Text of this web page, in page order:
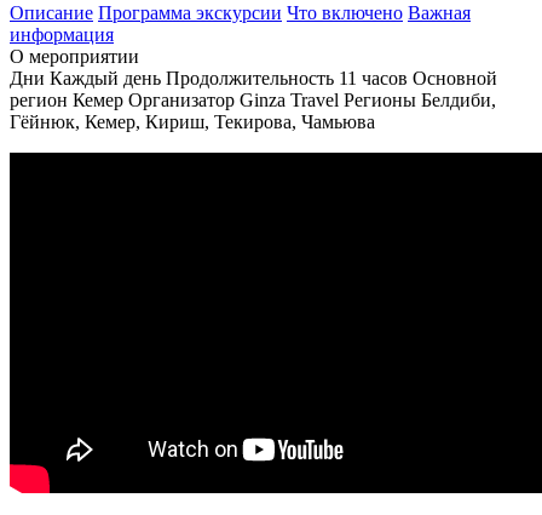
Описание Программа экскурсии Что включено Важная
информация
О мероприятии
Дни Каждый день Продолжительность 11 часов Основной
регион Кемер Организатор Ginza Travel Регионы Белдиби,
Гёйнюк, Кемер, Кириш, Текирова, Чамьюва